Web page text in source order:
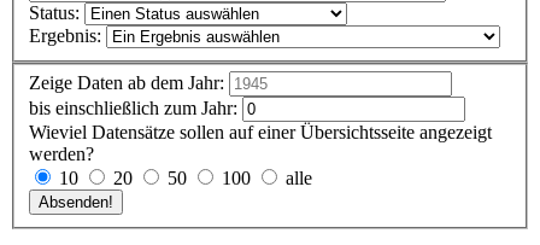
Status:
Ergebnis:
Zeige Daten ab dem Jahr:
bis einschließlich zum Jahr:
Wieviel Datensätze sollen auf einer Übersichtsseite angezeigt
werden?
10
20 50 100 alle